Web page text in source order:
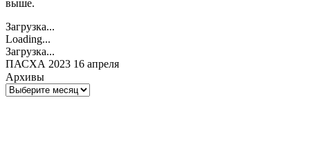
выше.
Загрузка...
Loading...
Загрузка...
ПАСХА 2023 16 апреля
Архивы
Архивы